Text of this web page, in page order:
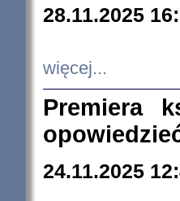
28.11.2025
więcej...
Premiera
24.11.2025